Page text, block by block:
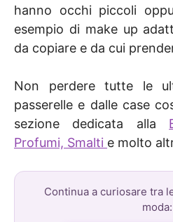
hanno occhi piccoli
esempio di make up
da copiare e da cui
Non perdere tutte le
passerelle e dalle case
sezione dedicata alla
Profumi, Smalti e molto
Continua a curiosare tra
moda: